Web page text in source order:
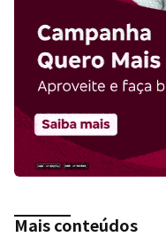
Mais conteúdos